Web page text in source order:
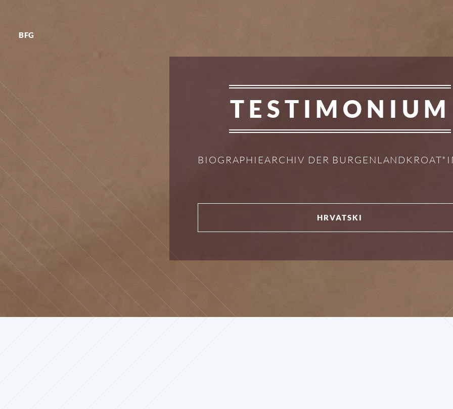
BFG
TESTIMONIUM
BIOGRAPHIEARCHIV DER
HRVATSKI